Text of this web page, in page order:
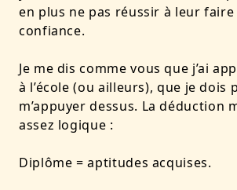
en plus ne pas réussir à leur
confiance.
Je me dis comme vous que j’ai
à l’école (ou ailleurs), que je dois
m’appuyer dessus. La déduction
assez logique :
Diplôme = aptitudes acquises.